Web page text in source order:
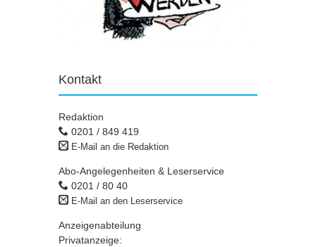
Kontakt
Redaktion
0201 / 849 419
E-Mail an die Redaktion
Abo-Angelegenheiten & Leserservice
0201 / 80 40
E-Mail an den Leserservice
Anzeigenabteilung
Privatanzeige: